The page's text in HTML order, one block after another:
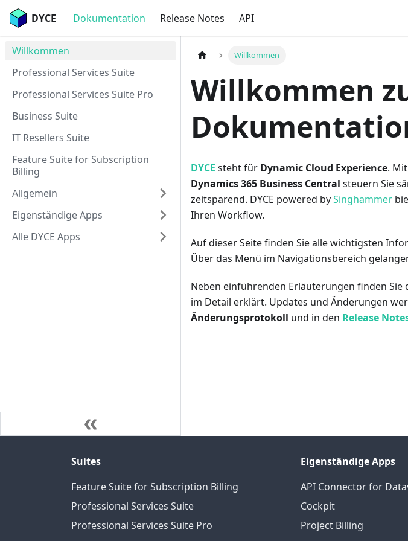
DYCE Dokumentation Release Notes API
Willkommen
Professional Services Suite
Professional Services Suite Pro
Business Suite
IT Resellers Suite
Feature Suite for Subscription
Billing
Allgemein
Eigenständige Apps
Alle DYCE Apps
Willkommen
Willkommen
DYCE steht für Dynamic Cloud Experience.
Dynamics 365 Business Central steuern Sie
zeitsparend. DYCE powered bySinghammer
Ihren Workflow.
Auf dieser Seite finden Sie alle wichtigsten
Über das Menü im Navigationsbereich
Neben einführenden Erläuterungen finden
im Detail erklärt. Updates und Änderungen
Änderungsprotokoll und in den Release
Suites
Feature Suite for Subscription Billing
Professional Services Suite
Professional Services Suite Pro
Eigenständige Apps
API Connector for
Cockpit
Project Billing